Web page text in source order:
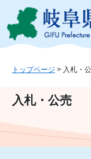
ジ
ュ
文
トップページ > 入札・
入札・公売